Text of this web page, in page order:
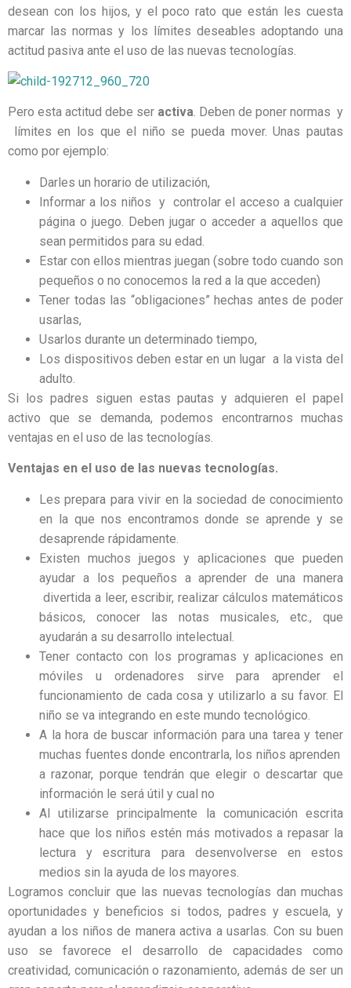
desean con los hijos, y el poco rato que están les cuesta
marcar las normas y los límites deseables adoptando una
actitud pasiva ante el uso de las nuevas tecnologías.
Pero esta actitud debe ser activa. Deben de poner normas y
límites en los que el niño se pueda mover. Unas pautas
como por ejemplo:
Darles un horario de utilización,
Informar a los niños y controlar el acceso a cualquier
página o juego. Deben jugar o acceder a aquellos que
sean permitidos para su edad.
Estar con ellos mientras juegan (sobre todo cuando son
pequeños o no conocemos la red a la que acceden)
Tener todas las “obligaciones” hechas antes de poder
usarlas,
Usarlos durante un determinado tiempo,
Los dispositivos deben estar en un lugar a la vista del
adulto.
Si los padres siguen estas pautas y adquieren el papel
activo que se demanda, podemos encontrarnos muchas
ventajas en el uso de las tecnologías.
Ventajas en el uso de las nuevas tecnologías.
Les prepara para vivir en la sociedad de conocimiento
en la que nos encontramos donde se aprende y se
desaprende rápidamente.
Existen muchos juegos y aplicaciones que pueden
ayudar a los pequeños a aprender de una manera
divertida a leer, escribir, realizar cálculos matemáticos
básicos, conocer las notas musicales, etc., que
ayudarán a su desarrollo intelectual.
Tener contacto con los programas y aplicaciones en
móviles u ordenadores sirve para aprender el
funcionamiento de cada cosa y utilizarlo a su favor. El
niño se va integrando en este mundo tecnológico.
A la hora de buscar información para una tarea y tener
muchas fuentes donde encontrarla, los niños aprenden
a razonar, porque tendrán que elegir o descartar que
información le será útil y cual no
Al utilizarse principalmente la comunicación escrita
hace que los niños estén más motivados a repasar la
lectura y escritura para desenvolverse en estos
medios sin la ayuda de los mayores.
Logramos concluir que las nuevas tecnologías dan muchas
oportunidades y beneficios si todos, padres y escuela, y
ayudan a los niños de manera activa a usarlas. Con su buen
uso se favorece el desarrollo de capacidades como
creatividad, comunicación o razonamiento, además de ser un